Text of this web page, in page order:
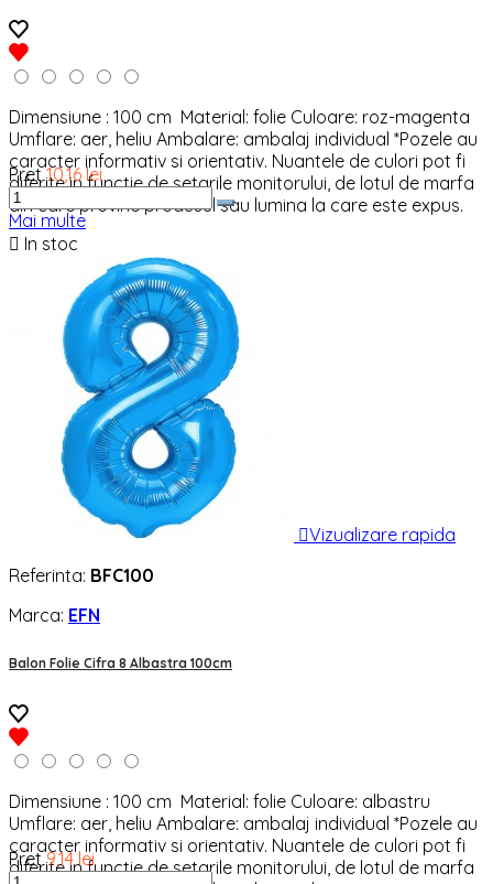
Dimensiune : 100 cm Material: folie Culoare: roz-magenta
Umflare: aer, heliu Ambalare: ambalaj individual *Pozele au
caracter informativ si orientativ. Nuantele de culori pot fi
diferite in functie de setarile monitorului, de lotul de marfa
din care provine produsul sau lumina la care este expus.
Pret 10,16 lei
Mai multe
 In stoc
Vizualizare rapida
Referinta: BFC100
Marca: EFN
Balon Folie Cifra 8 Albastra 100cm
Dimensiune : 100 cm Material: folie Culoare: albastru
Umflare: aer, heliu Ambalare: ambalaj individual *Pozele au
caracter informativ si orientativ. Nuantele de culori pot fi
diferite in functie de setarile monitorului, de lotul de marfa
Pret 9,14 lei